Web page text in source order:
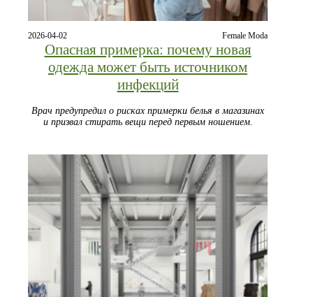
2026-04-02 Female Moda
Опасная примерка: почему новая
одежда может быть источником
инфекций
Врач предупредил о рисках примерки белья в магазинах
и призвал стирать вещи перед первым ношением.